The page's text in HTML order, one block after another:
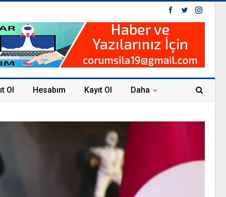
Ol Hesabım Kayıt Ol Daha